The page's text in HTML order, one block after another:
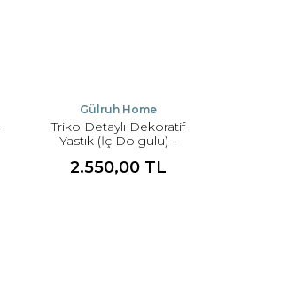
Gülruh Home
Triko Detaylı Dekoratif
Yastık (İç Dolgulu) -
2.550,00 TL